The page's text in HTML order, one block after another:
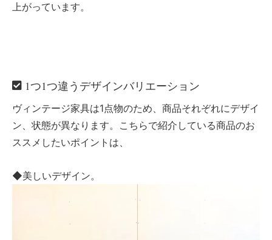
上がっています。
1つ1つ違うデザインバリエーション
ヴィンテージ家具は1点物のため、商品それぞれにデザイ
ン、状態が異なります。こちらで紹介している商品のお
ススメしたいポイントは、
◆美しいデザイン。